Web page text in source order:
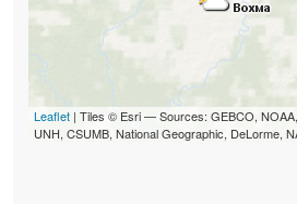
Leaflet | Tiles © Esri — Sources: GEBCO,
UNH, CSUMB, National Geographic, DeLorme,